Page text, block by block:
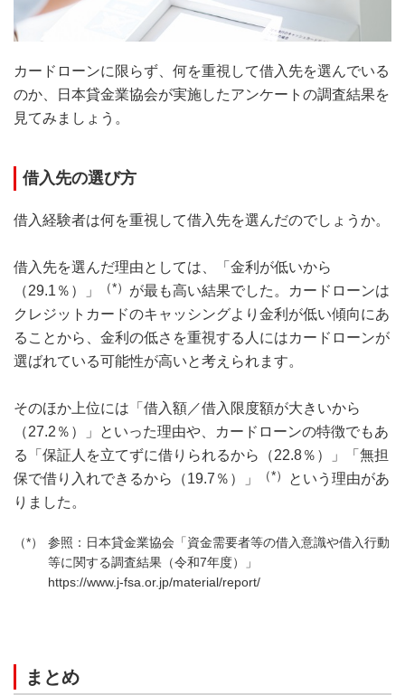
カードローンに限らず、何を重視して借入先を選んでいる
のか、日本貸金業協会が実施したアンケートの調査結果を
見てみましょう。
借入先の選び方
借入経験者は何を重視して借入先を選んだのでしょうか。
借入先を選んだ理由としては、「金利が低いから
（29.1％）」
（*） が最も高い結果でした。カードローンは
クレジットカードのキャッシングより金利が低い傾向にあ
ることから、金利の低さを重視する人にはカードローンが
選ばれている可能性が高いと考えられます。
そのほか上位には「借入額／借入限度額が大きいから
（27.2％）」といった理由や、カードローンの特徴でもあ
る「保証人を立てずに借りられるから（22.8％）」「無担
保で借り入れできるから（19.7％）」
（*）
という理由があ
りました。
参照：日本貸金業協会「資⾦需要者等の借⼊意識や借⼊⾏動
等に関する調査結果（令和7年度）」
https://www.j-fsa.or.jp/material/report/
まとめ